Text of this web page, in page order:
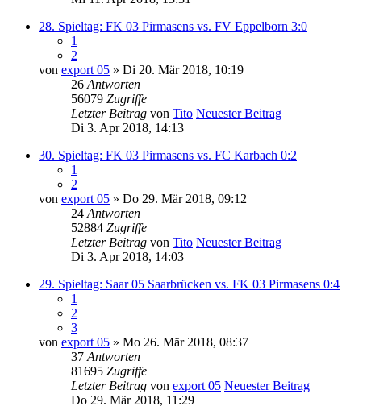
28. Spieltag: FK 03 Pirmasens vs. FV Eppelborn 3:0
1
2
von export 05 » Di 20. Mär 2018, 10:19
26 Antworten
56079 Zugriffe
Letzter Beitrag von Tito Neuester Beitrag
Di 3. Apr 2018, 14:13
30. Spieltag: FK 03 Pirmasens vs. FC Karbach 0:2
1
2
von export 05 » Do 29. Mär 2018, 09:12
24 Antworten
52884 Zugriffe
Letzter Beitrag von Tito Neuester Beitrag
Di 3. Apr 2018, 14:03
29. Spieltag: Saar 05 Saarbrücken vs. FK 03 Pirmasens 0:4
1
2
3
von export 05 » Mo 26. Mär 2018, 08:37
37 Antworten
81695 Zugriffe
Letzter Beitrag von export 05 Neuester Beitrag
Do 29. Mär 2018, 11:29